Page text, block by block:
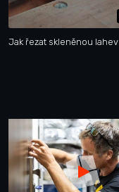
Jak řezat skleněnou lahev